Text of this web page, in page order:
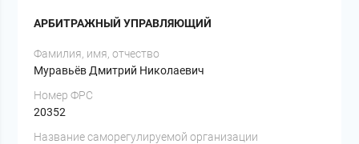
АРБИТРАЖНЫЙ УПРАВЛЯЮЩИЙ
Фамилия, имя, отчество
Муравьёв Дмитрий Николаевич
Номер ФРС
20352
Название саморегулируемой организации